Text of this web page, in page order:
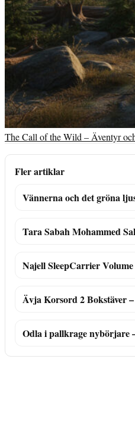
The Call of the Wild – Äventyr
Fler artiklar
Vännerna och det gröna
Tara Sabah Mohammed
Najell SleepCarrier
Ävja Korsord 2 Bokstäver
Odla i pallkrage nybörjare